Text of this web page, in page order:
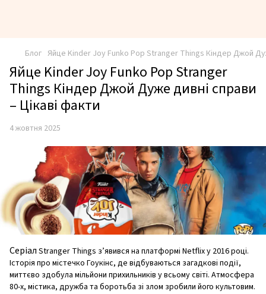
Блог Яйце Kinder Joy Funko Pop Stranger Things Кіндер Джой
Яйце Kinder Joy Funko Pop Stranger
Things Кіндер Джой Дуже дивні справи
– Цікаві факти
4 жовтня 2025
СеріалStranger Things з’явився на платформі Netflix у 2016 році.
Історія про містечко Гоукінс, де відбуваються загадкові події,
миттєво здобула мільйони прихильників у всьому світі. Атмосфера
80-х, містика, дружба та боротьба зі злом зробили його культовим.